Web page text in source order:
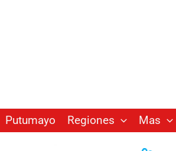
Putumayo Regiones Mas